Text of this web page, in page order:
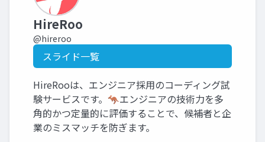
HireRoo
@hireroo
スライド一覧
HireRooは、エンジニア採用のコーディング試
験サービスです。🦘エンジニアの技術力を多
角的かつ定量的に評価することで、候補者と企
業のミスマッチを防ぎます。